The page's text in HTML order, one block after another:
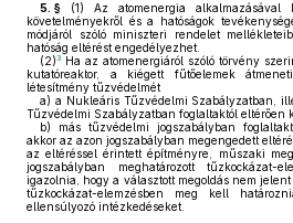
5. § (1) Az atomenergia alkalmazásával
követelményekről és a hatóságok
módjáról szóló miniszteri rendelet
hatóság eltérést engedélyezhet.
(2)3 Ha az atomenergiáról szóló törvény
kutatóreaktor, a kiégett fűtőelemek
létesítmény tűzvédelmét
a) a Nukleáris Tűzvédelmi Szabályzatban,
Tűzvédelmi Szabályzatban foglaltaktól eltérően
b) más tűzvédelmi jogszabályban
akkor az azon jogszabályban megengedett
az eltéréssel érintett építményre, műszaki
jogszabályban meghatározott tűzkockázat-
igazolnia, hogy a választott megoldás nem
tűzkockázat-elemzésben meg kell
ellensúlyozó intézkedéseket.